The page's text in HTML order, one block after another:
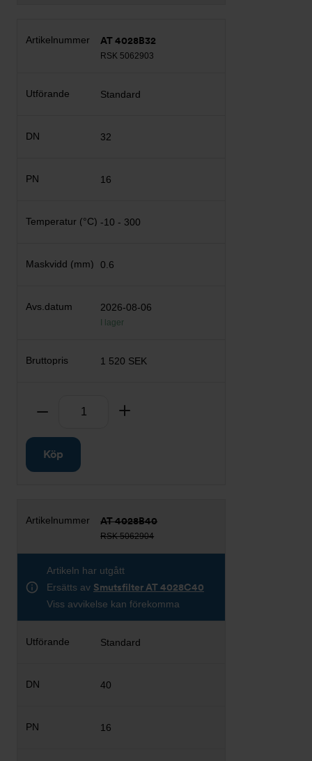
AT 4028B32
RSK 5062903
Standard
32
16
-10 - 300
0.6
2026-08-06
I lager
1 520 SEK
Ta bort
Köp
AT 4028B40
RSK 5062904
Artikeln har utgått
Ersätts av Smutsfilter AT 4028C40
Viss avvikelse kan förekomma
Standard
40
16